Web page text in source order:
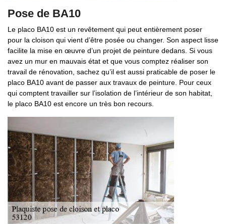
Pose de BA10
Le placo BA10 est un revêtement qui peut entièrement poser
pour la cloison qui vient d’être posée ou changer. Son aspect lisse
facilite la mise en œuvre d’un projet de peinture dedans. Si vous
avez un mur en mauvais état et que vous comptez réaliser son
travail de rénovation, sachez qu’il est aussi praticable de poser le
placo BA10 avant de passer aux travaux de peinture. Pour ceux
qui comptent travailler sur l’isolation de l’intérieur de son habitat,
le placo BA10 est encore un très bon recours.